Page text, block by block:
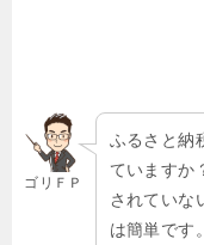
ゴリＦＰ
ふるさと納
ていますか
されていな
は簡単です